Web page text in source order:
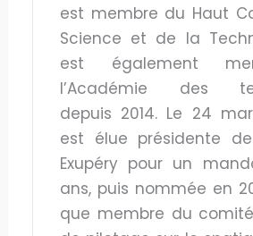
est membre du Haut
Science et de la
est également
l’Académie des
depuis 2014. Le 24
est élue présidente de
Exupéry pour un
ans, puis nommée en
que membre du